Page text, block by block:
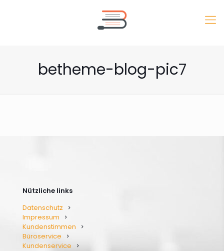
betheme-blog-pic7
Nützliche links
Datenschutz
Impressum
Kundenstimmen
Büroservice
Kundenservice